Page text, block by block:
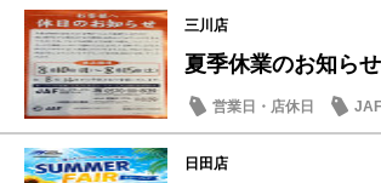
三川店
夏季休業のお知らせ
営業日・店休日 JAF
日田店